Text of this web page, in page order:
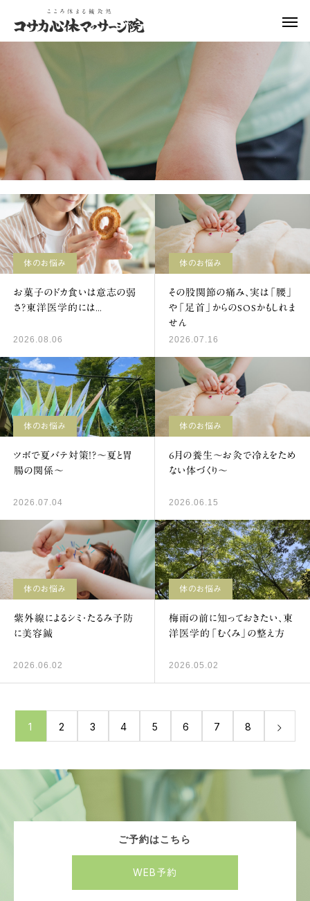
お悩み改善治療
美容・美肌
体のお悩み
お菓子のドカ食いは意志の
弱さ？東洋医学的には…
体のお悩み
その股関節の痛み、実は
「腰」や「足首」からの
かもしれません
体のお悩み
お菓子のドカ食いは意志の弱
さ？東洋医学的には…
2026.08.06
体のお悩み
その股関節の痛み、実は「腰」
や「足首」からのSOSかもしれま
せん
2026.07.16
体のお悩み
ツボで夏バテ対策！？～夏と胃
腸の関係～
2026.07.04
体のお悩み
6月の養生～お灸で冷えをため
ない体づくり～
2026.06.15
体のお悩み
紫外線によるシミ・たるみ予防
に美容鍼
2026.06.02
体のお悩み
梅雨の前に知っておきたい、東
洋医学的「むくみ」の整え方
2026.05.02
1 2 3 4 5 6 7 8
ご予約はこちら
WEB予約